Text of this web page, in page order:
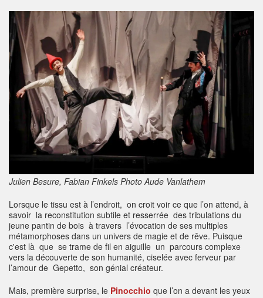
Julien Besure, Fabian Finkels Photo Aude Vanlathem
Lorsque le tissu est à l’endroit, on croit voir ce que l’on attend, à
savoir la reconstitution subtile et resserrée des tribulations du
jeune pantin de bois à travers l’évocation de ses multiples
métamorphoses dans un univers de magie et de rêve. Puisque
c'est là que se trame de fil en aiguille un parcours complexe
vers la découverte de son humanité, ciselée avec ferveur par
l’amour de Gepetto, son génial créateur.
Mais, première surprise, le Pinocchio que l’on a devant les yeux